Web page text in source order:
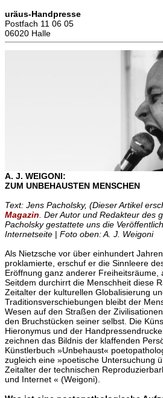
uräus-Handpresse
Postfach 11 06 05
06020 Halle
A. J. WEIGONI:
ZUM UNBEHAUSTEN MENSCHEN
Text: Jens Pacholsky, (Dieser Artikel
Magazin . Der Autor und Redakteur des
Pacholsky gestattete uns die
Internetseite| Foto oben: A. J. Weigoni
Als Nietzsche vor über einhundert
proklamierte, erschuf er die Sinnleere
Eröffnung ganz anderer Freiheitsräume,
Seitdem durchirrt die Menschheit diese
Zeitalter der kulturellen Globalisierung
Traditionsverschiebungen bleibt der
Wesen auf den Straßen der
den Bruchstücken seiner selbst. Die
Hieronymus und der
zeichnen das Bildnis der klaffenden
Künstlerbuch »Unbehaust«
zugleich eine »poetische Untersuchung
Zeitalter der technischen
und Internet « (Weigoni).